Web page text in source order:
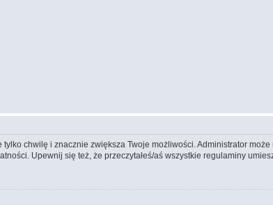
chwilę i znacznie zwiększa Twoje możliwości. Administrator
Upewnij się też, że przeczytałeś/aś wszystkie regulaminy